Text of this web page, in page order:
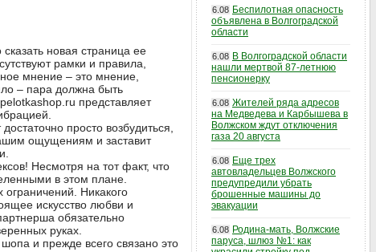
новая страница ее
рамки и правила,
мнение – это мнение,
– пара должна быть
представляет
просто возбудиться,
ощущениям и заставит
Несмотря на тот факт, что
в этом плане.
Никакого
искусство любви и
обязательно
руках.
и прежде всего связано это
6.08 Беспилотная опасность
объявлена в Волгоградской
области
6.08 В Волгоградской области
нашли мертвой 87-летнюю
пенсионерку
6.08 Жителей ряда адресов
на Медведева и Карбышева в
Волжском ждут отключения
газа 20 августа
6.08 Еще трех
автовладельцев Волжского
предупредили убрать
брошенные машины до
эвакуации
6.08 Родина-мать, Волжские
паруса, шлюз №1: как